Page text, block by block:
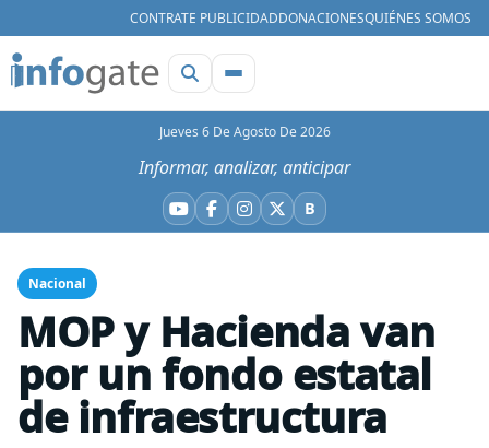
CONTRATE PUBLICIDADDONACIONESQUIÉNES SOMOS
Jueves 6 De Agosto De 2026
Informar, analizar, anticipar
YouTube
Facebook
Instagram
X BBluesky
Nacional
MOP y Hacienda van
por un fondo estatal
de infraestructura